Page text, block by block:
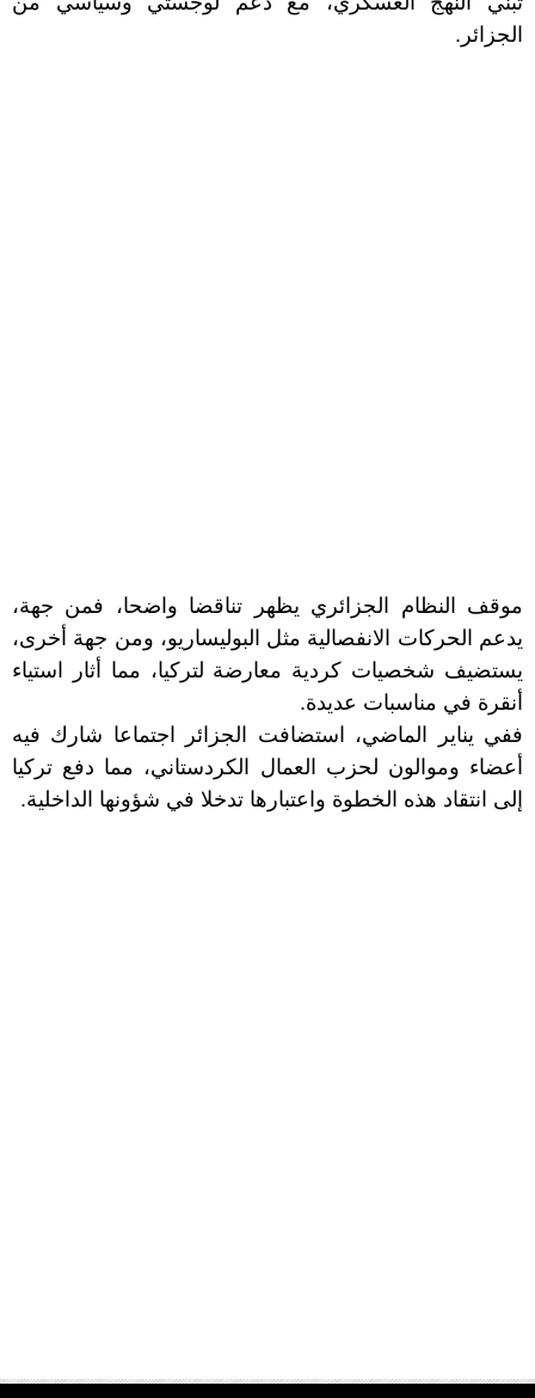
الجزائر.
موقف النظام الجزائري يظهر تناقضا واضحا، فمن جهة،
يدعم الحركات الانفصالية مثل البوليساريو، ومن جهة أخرى،
يستضيف شخصيات كردية معارضة لتركيا، مما أثار استياء
أنقرة في مناسبات عديدة.
ففي يناير الماضي، استضافت الجزائر اجتماعا شارك فيه
أعضاء وموالون لحزب العمال الكردستاني، مما دفع تركيا
إلى انتقاد هذه الخطوة واعتبارها تدخلا في شؤونها الداخلية.